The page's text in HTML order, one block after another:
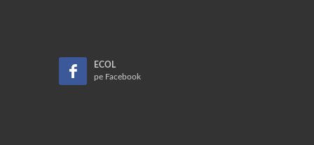
ECOL
pe Facebook